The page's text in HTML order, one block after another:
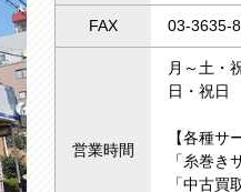
FAX 03-3635-
営業時間
月～土・
日・祝
【各種サ
「糸巻き
「中古